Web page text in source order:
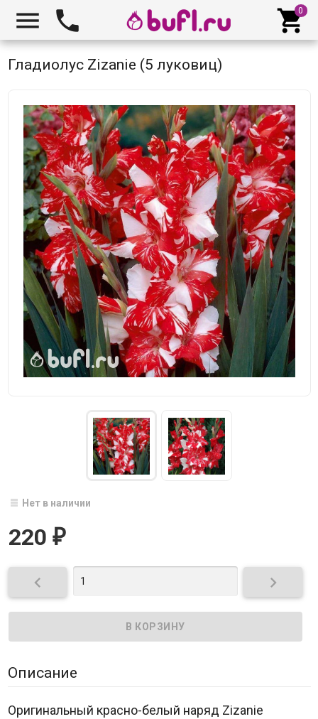
  
Гладиолус Zizanie (5 луковиц)
Нет в наличии
220 ₽
 
Описание
Оригинальный красно-белый наряд Zizanie